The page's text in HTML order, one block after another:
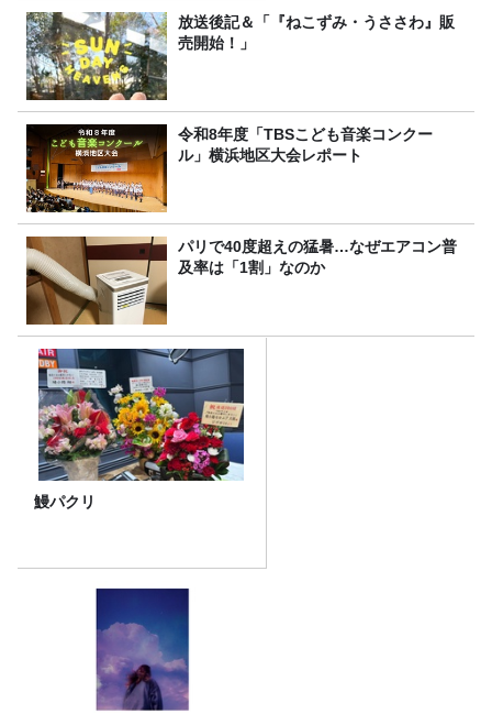
放送後記＆「『ねこずみ・うささわ』販
売開始！」
令和8年度「TBSこども音楽コンクー
ル」横浜地区大会レポート
パリで40度超えの猛暑…なぜエアコン普
及率は「1割」なのか
鰻パクリ